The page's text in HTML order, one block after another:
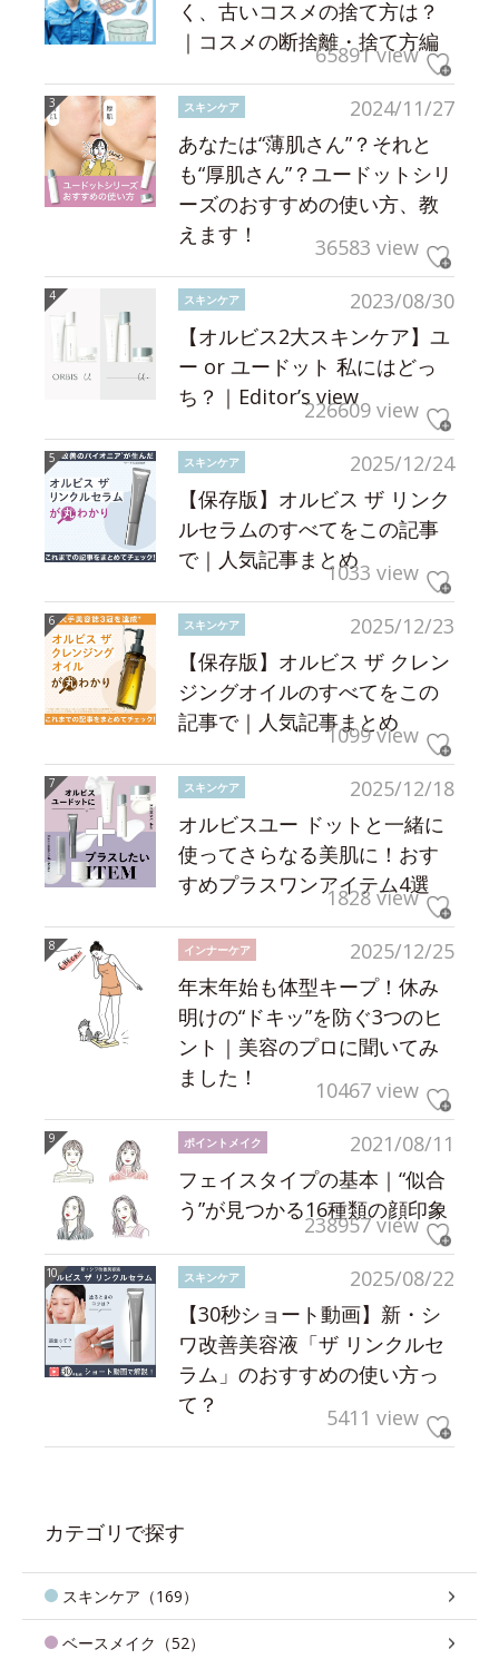
く、古いコスメの捨て方は？
｜コスメの断捨離・捨て方編
65891 view
2024/11/27
スキンケア
あなたは“薄肌さん”？それと
も“厚肌さん”？ユードットシリ
ーズのおすすめの使い方、教
えます！
36583 view
2023/08/30
スキンケア
【オルビス2大スキンケア】ユ
ー or ユードット 私にはどっ
ち？｜Editor’s view226609 view
2025/12/24
スキンケア
【保存版】オルビス ザ リンク
ルセラムのすべてをこの記事
で｜人気記事まとめ1033 view
2025/12/23
スキンケア
【保存版】オルビス ザ クレン
ジングオイルのすべてをこの
記事で｜人気記事まとめ
1099 view
2025/12/18
スキンケア
オルビスユー ドットと一緒に
使ってさらなる美肌に！おす
すめプラスワンアイテム4選
1828 view
2025/12/25
インナーケア
年末年始も体型キープ！休み
明けの“ドキッ”を防ぐ3つのヒ
ント｜美容のプロに聞いてみ
ました！
10467 view
2021/08/11
ポイントメイク
フェイスタイプの基本｜“似合
う”が見つかる16種類の顔印象
238957 view
2025/08/22
スキンケア
【30秒ショート動画】新・シ
ワ改善美容液「ザ リンクルセ
ラム」のおすすめの使い方っ
て？
5411 view
カテゴリで探す
スキンケア（169）
ベースメイク（52）